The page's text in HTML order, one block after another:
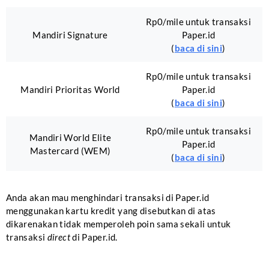
Mandiri Signature
Rp0/mile untuk transaksi
Paper.id
(baca di sini)
Mandiri Prioritas World
Rp0/mile untuk transaksi
Paper.id
(baca di sini)
Mandiri World Elite
Mastercard (WEM)
Rp0/mile untuk transaksi
Paper.id
(baca di sini)
Anda akan mau menghindari transaksi di Paper.id
menggunakan kartu kredit yang disebutkan di atas
dikarenakan tidak memperoleh poin sama sekali untuk
transaksi directdi Paper.id.